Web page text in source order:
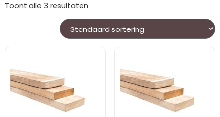
Toont alle 3 resultaten